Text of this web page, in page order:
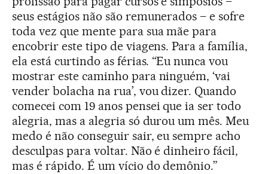
seus estágios não são remunerados – e sofre
toda vez que mente para sua mãe para
encobrir este tipo de viagens. Para a família,
ela está curtindo as férias. “Eu nunca vou
mostrar este caminho para ninguém, ‘vai
vender bolacha na rua’, vou dizer. Quando
comecei com 19 anos pensei que ia ser todo
alegria, mas a alegria só durou um mês. Meu
medo é não conseguir sair, eu sempre acho
desculpas para voltar. Não é dinheiro fácil,
mas é rápido. É um vício do demônio.”